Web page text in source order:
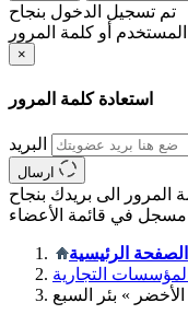
تم تسجيل الدخول بنجاح
×
استعادة كلمة المرور
البريد
مسجل في قائمة الأعضاء
الصفحة الرئيسية
التجارية
» بئر السبع